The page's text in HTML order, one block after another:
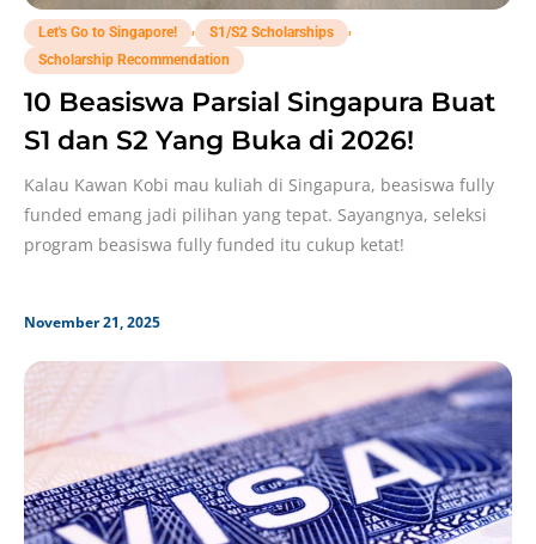
Let's Go to Singapore! S1/S2 Scholarships
Scholarship Recommendation
10 Beasiswa Parsial Singapura Buat
S1 dan S2 Yang Buka di 2026!
Kalau Kawan Kobi mau kuliah di Singapura, beasiswa fully
funded emang jadi pilihan yang tepat. Sayangnya, seleksi
program beasiswa fully funded itu cukup ketat!
November 21, 2025